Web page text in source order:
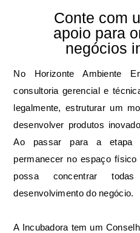
Conte com
apoio para
negócios
No Horizonte Ambiente
consultoria gerencial e
legalmente, estruturar um
desenvolver produtos
Ao passar para a etapa
permanecer no espaço
possa concentrar
desenvolvimento do negócio.
A Incubadora tem um